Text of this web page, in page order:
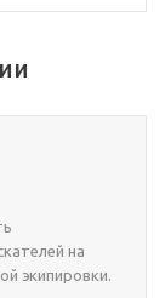
на
экипировки.